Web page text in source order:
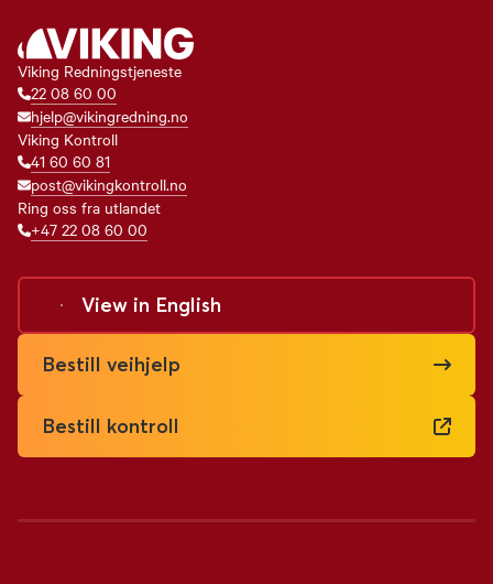
Viking Redningstjeneste
22 08 60 00
hjelp@vikingredning.no
Viking Kontroll
41 60 60 81
post@vikingkontroll.no
Ring oss fra utlandet
+47 22 08 60 00
View in English
Bestill veihjelp
Bestill kontroll